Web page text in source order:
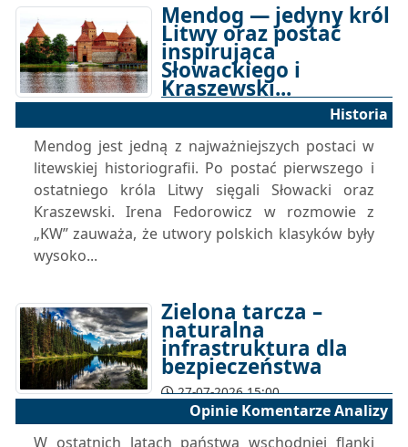
Mendog — jedyny król
Litwy oraz postać
inspirująca
Słowackiego i
Kraszewski...
Historia
Mendog jest jedną z najważniejszych postaci w
litewskiej historiografii. Po postać pierwszego i
ostatniego króla Litwy sięgali Słowacki oraz
Kraszewski. Irena Fedorowicz w rozmowie z
„KW” zauważa, że utwory polskich klasyków były
wysoko...
Zielona tarcza –
naturalna
infrastruktura dla
bezpieczeństwa
27-07-2026 15:00
Opinie Komentarze Analizy
W ostatnich latach państwa wschodniej flanki